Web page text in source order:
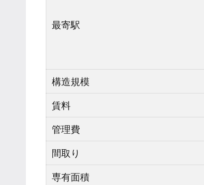
最寄駅
構造規模
賃料
管理費
間取り
専有面積